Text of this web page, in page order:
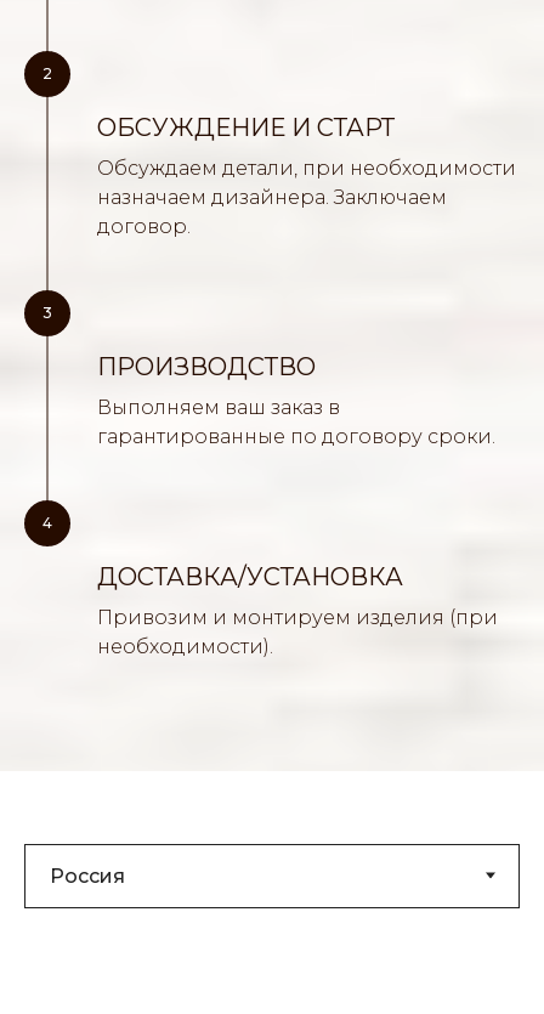
2
ОБСУЖДЕНИЕ И СТАРТ
Обсуждаем детали, при необходимости
назначаем дизайнера. Заключаем
договор.
3
ПРОИЗВОДСТВО
Выполняем ваш заказ в
гарантированные по договору сроки.
4
ДОСТАВКА/УСТАНОВКА
Привозим и монтируем изделия (при
необходимости).